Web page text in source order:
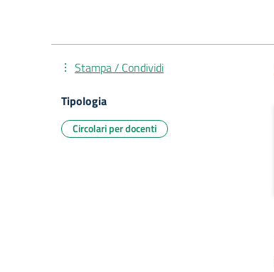
Stampa / Condividi
Tipologia
Circolari per docenti